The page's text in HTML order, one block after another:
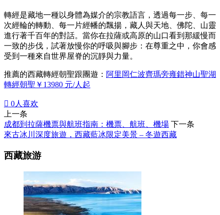
轉經是藏地一種以身體為媒介的宗教語言，透過每一步、每一
次經輪的轉動、每一片經幡的飄揚，藏人與天地、佛陀、山靈
進行著千百年的對話。當你在拉薩或高原的山口看到那緩慢而
一致的步伐，試著放慢你的呼吸與腳步：在尊重之中，你會感
受到一種來自世界屋脊的沉靜與力量。
推薦的西藏轉經朝聖跟團遊： 阿里岡仁波齊瑪旁雍錯神山聖湖
轉經朝聖￥13980 元/人起
 0人喜欢
上一条
成都到拉薩機票與航班指南：機票、航班、機場 下一条
來古冰川深度旅遊，西藏藍冰限定美景 – 冬遊西藏
西藏旅游